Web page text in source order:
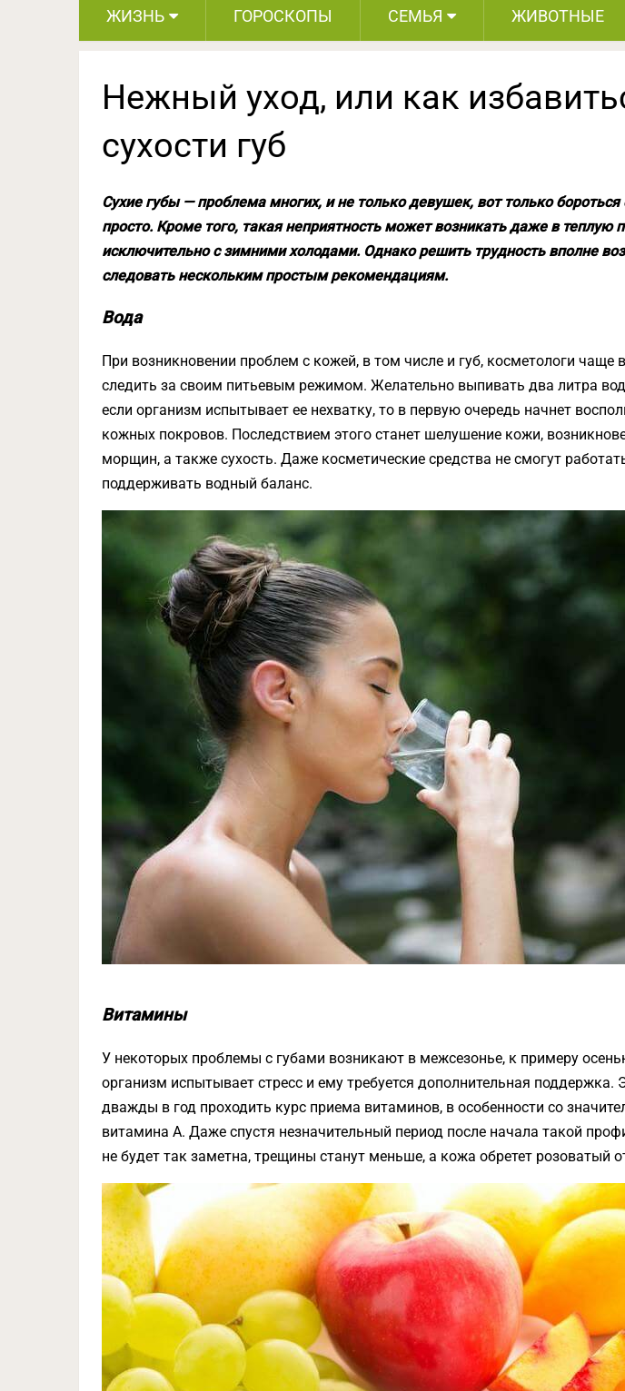
ЖИЗНЬ ГОРОСКОПЫ СЕМЬЯ ЖИВОТНЫЕ
Нежный уход, или как
сухости губ
Сухие губы — проблема многих, и не только девушек, вот только бороться
просто. Кроме того, такая неприятность может возникать даже в теплую
исключительно с зимними холодами. Однако решить трудность вполне
следовать нескольким простым рекомендациям.
Вода
При возникновении проблем с кожей, в том числе и губ, косметологи чаще
следить за своим питьевым режимом. Желательно выпивать два литра
если организм испытывает ее нехватку, то в первую очередь начнет
кожных покровов. Последствием этого станет шелушение кожи,
морщин, а также сухость. Даже косметические средства не смогут
поддерживать водный баланс.
Витамины
У некоторых проблемы с губами возникают в межсезонье, к примеру
организм испытывает стресс и ему требуется дополнительная
дважды в год проходить курс приема витаминов, в особенности со
витамина A. Даже спустя незначительный период после начала такой
не будет так заметна, трещины станут меньше, а кожа обретет розоватый